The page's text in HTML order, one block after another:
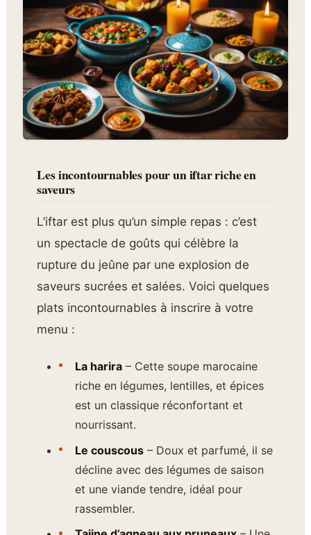
Les incontournables pour un iftar riche en
saveurs
L’iftar est plus qu’un simple repas : c’est
un spectacle de goûts qui célèbre la
rupture du jeûne par une explosion de
saveurs sucrées et salées. Voici quelques
plats incontournables à inscrire à votre
menu :
La harira– Cette soupe marocaine
riche en légumes, lentilles, et épices
est un classique réconfortant et
nourrissant.
Le couscous– Doux et parfumé, il se
décline avec des légumes de saison
et une viande tendre, idéal pour
rassembler.